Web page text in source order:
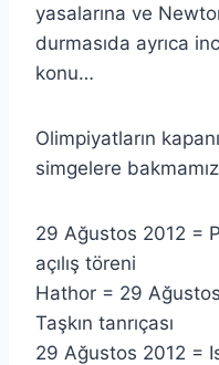
yasalarına ve
durmasıda ayrıca
konu…
Olimpiyatların
simgelere
29 Ağustos 2012 =
açılış töreni
Hathor = 29
Taşkın tanrıçası
29 Ağustos 2012 =